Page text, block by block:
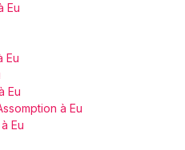
Eu
Eu
Eu
à Eu
Eu